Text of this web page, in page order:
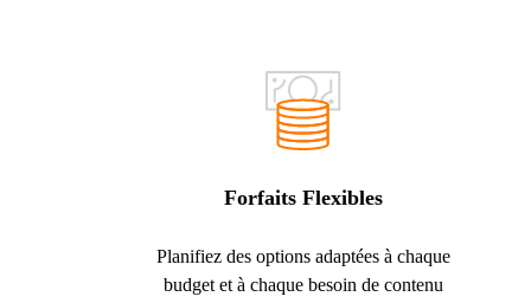
Forfaits Flexibles
Planifiez des options adaptées à chaque
budget et à chaque besoin de contenu